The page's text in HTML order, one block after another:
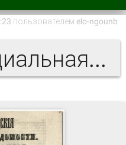
пользователем elo-ngounb
Неофициальная часть